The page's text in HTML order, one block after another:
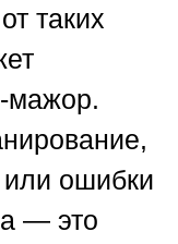
таких
мажор.
или ошибки
— это